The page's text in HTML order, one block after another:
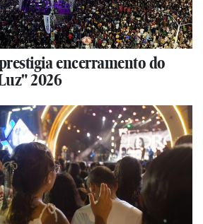
encerramento do
2026